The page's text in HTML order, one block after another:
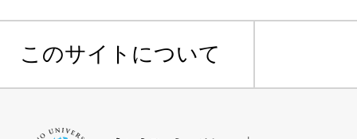
このサイトについて